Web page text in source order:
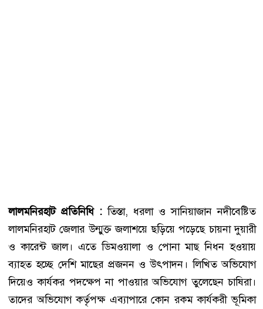
লালমনিরহাট প্রতিনিধি :তিস্তা, ধরলা ও সানিয়াজান নদীবেষ্টিত
লালমনিরহাট জেলার উন্মুক্ত জলাশয়ে ছড়িয়ে পড়েছে চায়না দুয়ারী
ও কারেন্ট জাল। এতে ডিমওয়ালা ও পোনা মাছ নিধন হওয়ায়
ব্যাহত হচ্ছে দেশি মাছের প্রজনন ও উৎপাদন। লিখিত অভিযোগ
দিয়েও কার্যকর পদক্ষেপ না পাওয়ার অভিযোগ তুলেছেন চাষিরা।
তাদের অভিযোগ কর্তৃপক্ষ এব্যাপারে কোন রকম কার্যকরী ভূমিকা